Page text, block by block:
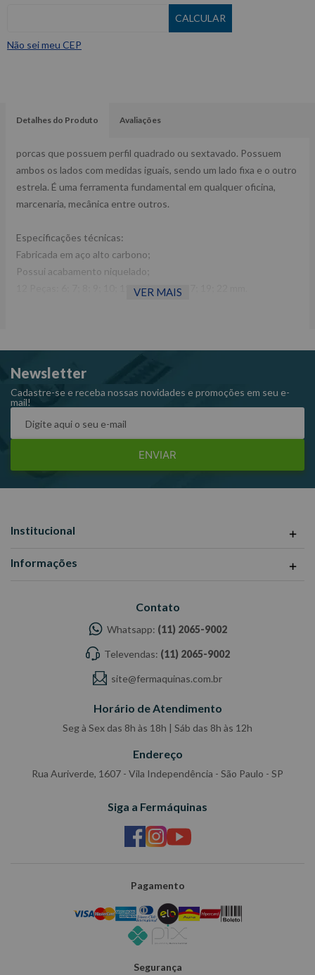
Não sei meu CEP
Detalhes do Produto Avaliações
porcas que possuem perfil quadrado ou sextavado. Possuem
ambos os lados com medidas iguais, sendo um lado fixa e o outro
estrela. É uma ferramenta fundamental em qualquer oficina,
marcenaria, mecânica entre outros.
Especificações técnicas:
Fabricada em aço alto carbono;
Possui acabamento niquelado;
12 Peças: 6; 7; 8; 9; 10; 11; 12; 13; 14; 17; 19; 22 mm.
Garantia: 12 meses
Fabricante: MAYLE.
-Imagens meramente ilustrativas
-Todas as informações divulgadas são de responsabilidade do
Fabricante/ Fornecedor.
VER MAIS
Newsletter
Cadastre-se e receba nossas novidades e promoções em seu e-
mail!
ENVIAR
Institucional
Informações
Contato
Whatsapp: (11) 2065-9002
Televendas: (11) 2065-9002
site@fermaquinas.com.br
Horário de Atendimento
Seg à Sex das 8h às 18h | Sáb das 8h às 12h
Endereço
Rua Auriverde, 1607 - Vila Independência - São Paulo - SP
Siga a Fermáquinas
Pagamento
Segurança